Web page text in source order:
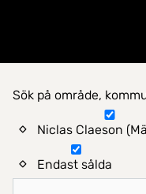
Hitta
Sök på område,
Niclas Claeson
Endast sålda